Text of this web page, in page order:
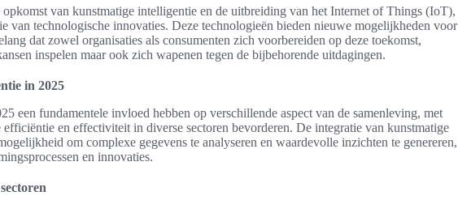
van kunstmatige intelligentie en de uitbreiding van het Internet of Things (IoT),
van technologische innovaties. Deze technologieën bieden nieuwe mogelijkheden voor
dat zowel organisaties als consumenten zich voorbereiden op deze toekomst,
inspelen maar ook zich wapenen tegen de bijbehorende uitdagingen.
in 2025
een fundamentele invloed hebben op verschillende aspect van de samenleving, met
en effectiviteit in diverse sectoren bevorderen. De integratie van kunstmatige
om complexe gegevens te analyseren en waardevolle inzichten te genereren,
en innovaties.